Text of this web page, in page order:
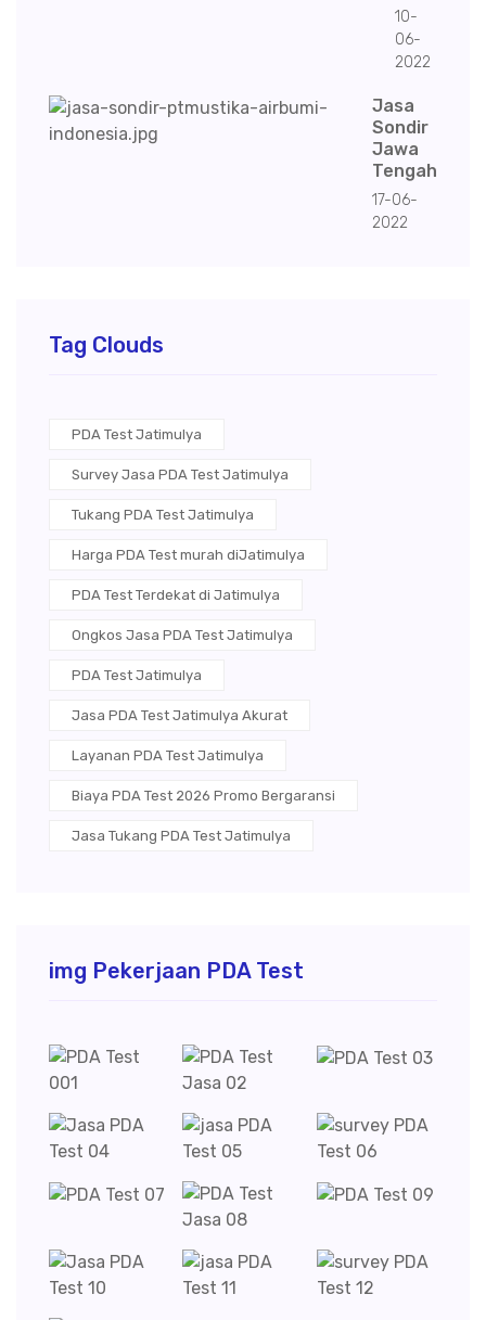
10-
06-
2022
Jasa
Sondir
Jawa
Tengah
17-06-
2022
Tag Clouds
PDA Test Jatimulya
Survey Jasa PDA Test Jatimulya
Tukang PDA Test Jatimulya
Harga PDA Test murah diJatimulya
PDA Test Terdekat di Jatimulya
Ongkos Jasa PDA Test Jatimulya
PDA Test Jatimulya
Jasa PDA Test Jatimulya Akurat
Layanan PDA Test Jatimulya
Biaya PDA Test 2026 Promo Bergaransi
Jasa Tukang PDA Test Jatimulya
img Pekerjaan PDA Test